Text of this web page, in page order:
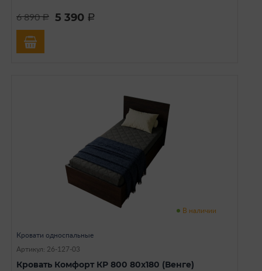
6 890a 5 390 a
В наличии
Кровати односпальные
Артикул: 26-127-03
Кровать Комфорт КР 800 80х180 (Венге)